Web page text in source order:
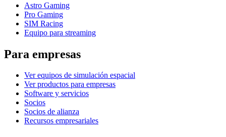
Astro Gaming
Pro Gaming
SIM Racing
Equipo para streaming
Para empresas
Ver equipos de simulación espacial
Ver productos para empresas
Software y servicios
Socios
Socios de alianza
Recursos empresariales